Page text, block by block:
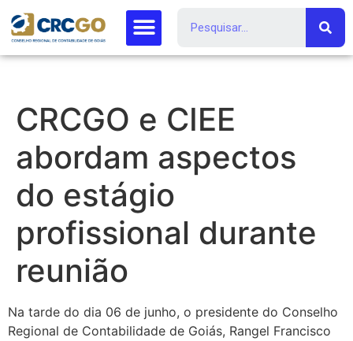
CRCGO e CIEE
abordam aspectos
do estágio
profissional durante
reunião
Na tarde do dia 06 de junho, o presidente do Conselho
Regional de Contabilidade de Goiás, Rangel Francisco